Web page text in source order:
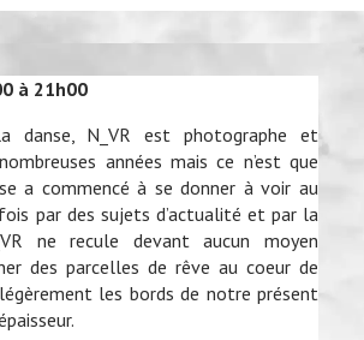
à 21h00
danse, N_VR est photographe et
années mais ce n’est que
a commencé à se donner à voir au
par des sujets d’actualité et par la
ne recule devant aucun moyen
des parcelles de rêve au coeur de
les bords de notre présent